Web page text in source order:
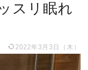
スリ眠れ
2022年3月3日（木）